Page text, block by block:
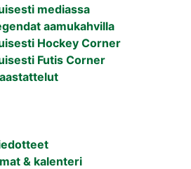
mediassa
aamukahvilla
Hockey Corner
Futis Corner
& kalenteri